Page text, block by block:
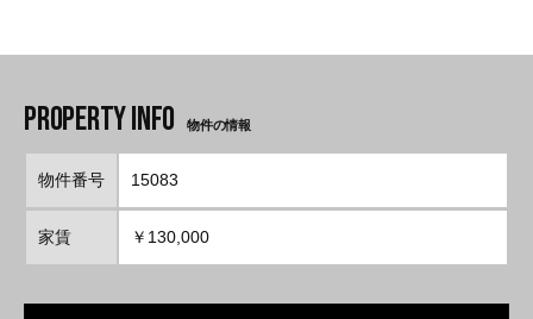
物件の情報
物件番号 15083
家賃 ￥130,000